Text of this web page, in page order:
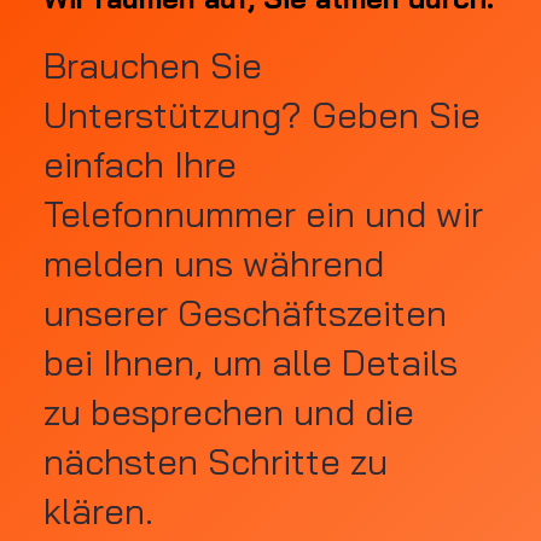
Brauchen Sie
Unterstützung? Geben Sie
einfach Ihre
Telefonnummer ein und wir
melden uns während
unserer Geschäftszeiten
bei Ihnen, um alle Details
zu besprechen und die
nächsten Schritte zu
klären.